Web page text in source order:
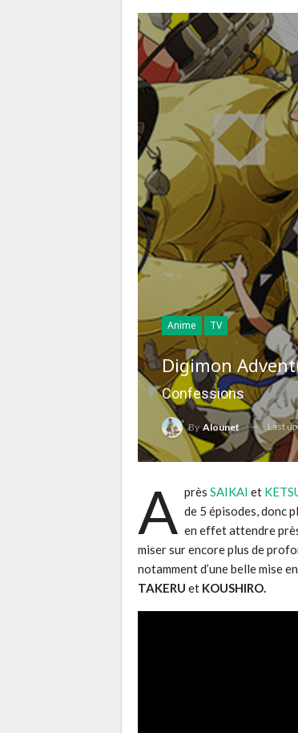
Anime TV
Digimon
Confessions
By Alounet Last
A près SAIKAI et
de 5 épisodes, donc
en effet attendre
miser sur encore plus de
notamment d’une belle mise
TAKERU et KOUSHIRO.